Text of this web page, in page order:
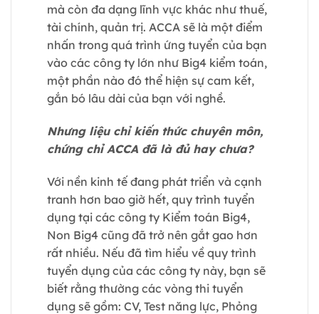
mà còn đa dạng lĩnh vực khác như thuế,
tài chính, quản trị. ACCA sẽ là một điểm
nhấn trong quá trình ứng tuyển của bạn
vào các công ty lớn như Big4 kiểm toán,
một phần nào đó thể hiện sự cam kết,
gắn bó lâu dài của bạn với nghề.
Nhưng liệu chỉ kiến thức chuyên môn,
chứng chỉ ACCA đã là đủ hay chưa?
Với nền kinh tế đang phát triển và cạnh
tranh hơn bao giờ hết, quy trình tuyển
dụng tại các công ty Kiểm toán Big4,
Non Big4 cũng đã trở nên gắt gao hơn
rất nhiều. Nếu đã tìm hiểu về quy trình
tuyển dụng của các công ty này, bạn sẽ
biết rằng thường các vòng thi tuyển
dụng sẽ gồm: CV, Test năng lực, Phỏng